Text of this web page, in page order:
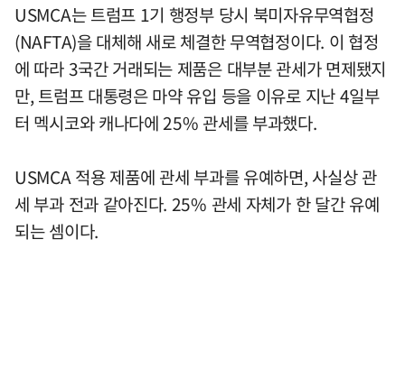
USMCA는 트럼프 1기 행정부 당시 북미자유무역협정
(NAFTA)을 대체해 새로 체결한 무역협정이다. 이 협정
에 따라 3국간 거래되는 제품은 대부분 관세가 면제됐지
만, 트럼프 대통령은 마약 유입 등을 이유로 지난 4일부
터 멕시코와 캐나다에 25% 관세를 부과했다.
USMCA 적용 제품에 관세 부과를 유예하면, 사실상 관
세 부과 전과 같아진다. 25% 관세 자체가 한 달간 유예
되는 셈이다.